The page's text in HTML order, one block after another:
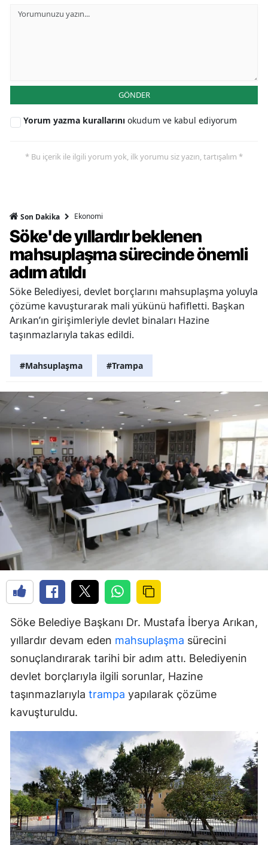
GÖNDER
Yorum yazma kurallarını okudum ve kabul ediyorum
* Bu içerik ile ilgili yorum yok, ilk yorumu siz yazın, tartışalım *
Son Dakika Ekonomi
Söke'de yıllardır beklenen
mahsuplaşma sürecinde önemli
adım atıldı
Söke Belediyesi, devlet borçlarını mahsuplaşma yoluyla
çözüme kavuşturarak mali yükünü hafifletti. Başkan
Arıkan’ın girişimleriyle devlet binaları Hazine
taşınmazlarıyla takas edildi.
#Mahsuplaşma #Trampa
Söke Belediye Başkanı Dr. Mustafa İberya Arıkan,
yıllardır devam eden mahsuplaşma sürecini
sonuçlandırarak tarihi bir adım attı. Belediyenin
devlet borçlarıyla ilgili sorunlar, Hazine
taşınmazlarıyla trampa yapılarak çözüme
kavuşturuldu.